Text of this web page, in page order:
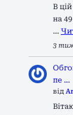
В
на
…
3
пе …
від